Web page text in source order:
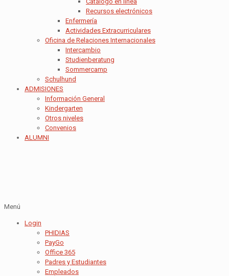
Recursos electrónicos
Enfermería
Actividades Extracurriculares
Oficina de Relaciones Internacionales
Intercambio
Studienberatung
Sommercamp
Schulhund
ADMISIONES
Información General
Kindergarten
Otros niveles
Convenios
ALUMNI
Menú
Login
PHIDIAS
PayGo
Office 365
Padres y Estudiantes
Empleados